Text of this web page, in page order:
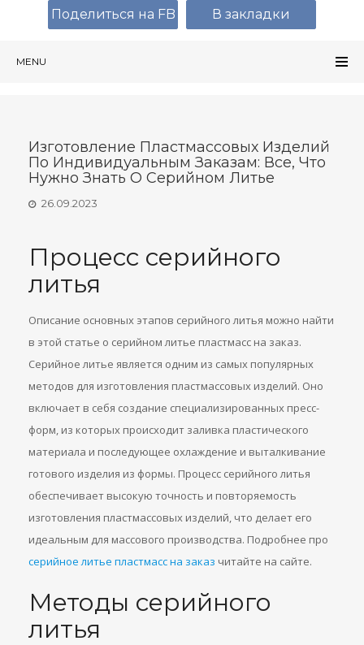
MENU
Изготовление Пластмассовых Изделий
По Индивидуальным Заказам: Все, Что
Нужно Знать О Серийном Литье
26.09.2023
Процесс серийного
литья
Описание основных этапов серийного литья можно найти
в этой статье о серийном литье пластмасс на заказ.
Серийное литье является одним из самых популярных
методов для изготовления пластмассовых изделий. Оно
включает в себя создание специализированных пресс-
форм, из которых происходит заливка пластического
материала и последующее охлаждение и выталкивание
готового изделия из формы. Процесс серийного литья
обеспечивает высокую точность и повторяемость
изготовления пластмассовых изделий, что делает его
идеальным для массового производства. Подробнее про
серийное литье пластмасс на заказ читайте на сайте.
Методы серийного
литья
Поделиться на FB В закладки